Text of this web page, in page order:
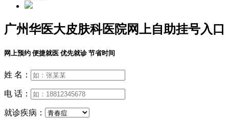
广州华医大皮肤科医院网上自助挂号入口
网上预约 便捷就医 优先就诊 节省时间
姓 名：
电 话：
就诊疾病：